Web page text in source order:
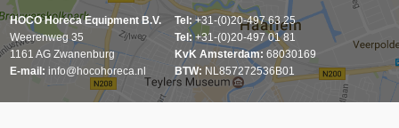
HOCO Horeca Equipment B.V.
Weerenweg 35
1161 AG Zwanenburg
E-mail: info@hocohoreca.nl
Tel: +31-(0)20-497 63 25
Tel:+31-(0)20-497 01 81
KvK Amsterdam: 68030169
BTW: NL857272536B01